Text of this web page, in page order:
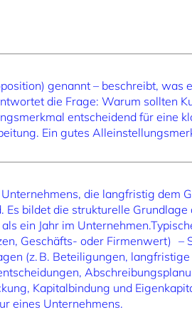
genannt – beschreibt, was
die Frage: Warum sollten
entscheidend für eine
Ein gutes
die langfristig dem
Es bildet die strukturelle Grundlage
ein Jahr im
Geschäfts- oder Firmenwert) –
(z. B. Beteiligungen,
Kapitalbindung und
eines Unternehmens.